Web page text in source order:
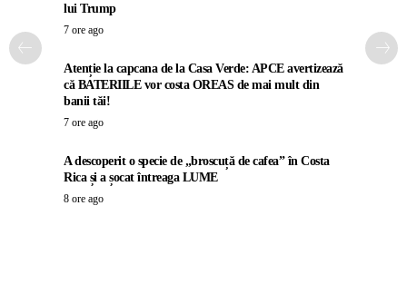
lui Trump
7 ore ago
Atenție la capcana de la Casa Verde: APCE avertizează
că BATERIILE vor costa OREAS de mai mult din
banii tăi!
7 ore ago
A descoperit o specie de „broscuță de cafea” în Costa
Rica și a șocat întreaga LUME
8 ore ago